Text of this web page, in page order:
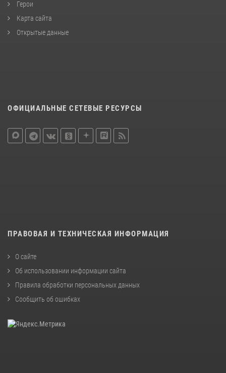
Герои
Карта сайта
Открытые данные
ОФИЦИАЛЬНЫЕ СЕТЕВЫЕ РЕСУРСЫ
ПРАВОВАЯ И ТЕХНИЧЕСКАЯ ИНФОРМАЦИЯ
О сайте
Об использовании информации сайта
Правила обработки персональных данных
Сообщить об ошибках